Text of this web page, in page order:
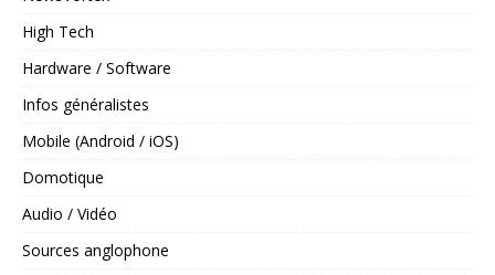
High Tech
Hardware / Software
Infos généralistes
Mobile (Android / iOS)
Domotique
Audio / Vidéo
Sources anglophone